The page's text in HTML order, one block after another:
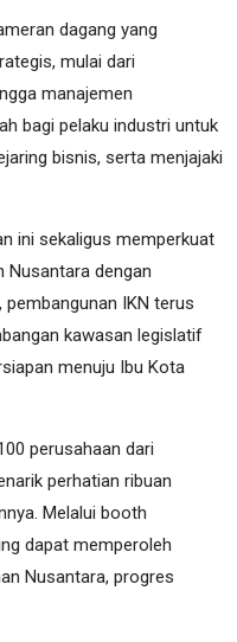
dagang yang
mulai dari
manajemen
bagi pelaku industri untuk
bisnis, serta menjajaki
ini sekaligus memperkuat
Nusantara dengan
IKN terus
kawasan legislatif
menuju Ibu Kota
perusahaan dari
perhatian ribuan
Melalui booth
dapat memperoleh
Nusantara, progres